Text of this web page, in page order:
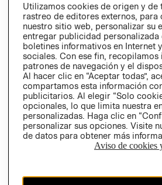
Utilizamos cookies de origen y
rastreo de editores externos,
nuestro sitio web, personalizar su
entregar publicidad
boletines informativos en Internet
sociales. Con ese fin,
patrones de navegación y el
Al hacer clic en “Aceptar todas”,
compartamos esta información
publicitarios. Al elegir “Solo
opcionales, lo que limita nuestra
personalizadas. Haga clic en
personalizar sus opciones. Visite
de datos para obtener más
Aviso de cookies